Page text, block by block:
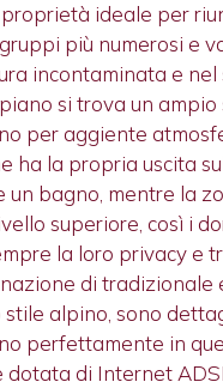
ideale per
più numerosi e
incontaminata e nel
si trova un ampio
per aggiente
ha la propria uscita
un bagno, mentre la
superiore, così i
la loro privacy e
di tradizionale
stile alpino, sono
perfettamente in
dotata di Internet